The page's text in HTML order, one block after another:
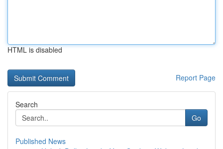
HTML is disabled
Report Page
Search
Go
Published News